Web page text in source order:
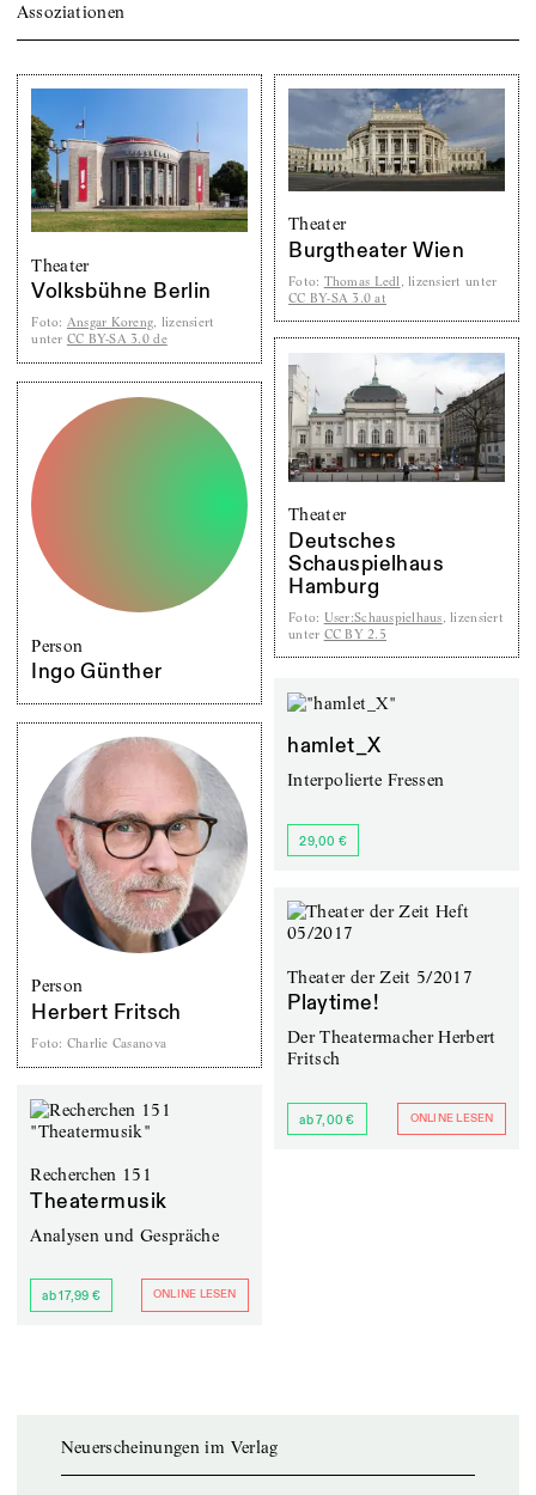
Assoziationen
Theater
Volksbühne Berlin
Foto: Ansgar Koreng, lizensiert
unter CC BY-SA 3.0 de
Theater
Burgtheater Wien
Foto: Thomas Ledl , lizensiert unter
CC BY-SA 3.0 at
Theater
Deutsches
Schauspielhaus
Hamburg
Foto: User:Schauspielhaus, lizensiert
unter CC BY 2.5
Person
Ingo Günther
hamlet_X
Interpolierte Fressen
29,00 €
Person
Herbert Fritsch
Foto: Charlie Casanova
Theater der Zeit 5/2017
Playtime!
Der Theatermacher Herbert
Fritsch
ab 7,00 € ONLINE LESEN
Recherchen 151
Theatermusik
Analysen und Gespräche
ab 17,99 € ONLINE LESEN
Neuerscheinungen im Verlag